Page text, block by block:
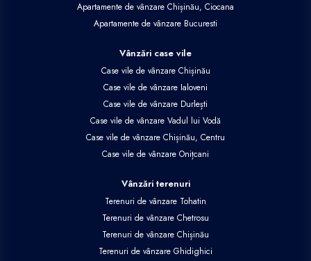
Apartamente de vânzare Chișinău, Ciocana
Apartamente de vânzare Bucuresti
Vânzări case vile
Case vile de vânzare Chișinău
Case vile de vânzare Ialoveni
Case vile de vânzare Durlești
Case vile de vânzare Vadul lui Vodă
Case vile de vânzare Chișinău, Centru
Case vile de vânzare Onițcani
Vânzări terenuri
Terenuri de vânzare Tohatin
Terenuri de vânzare Chetrosu
Terenuri de vânzare Chișinău
Terenuri de vânzare Ghidighici